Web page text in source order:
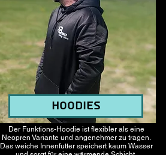
Hoodies
Der Funktions-Hoodie ist flexibler als eine
Neopren Variante und angenehmer zu tragen.
Das weiche Innenfutter speichert kaum Wasser